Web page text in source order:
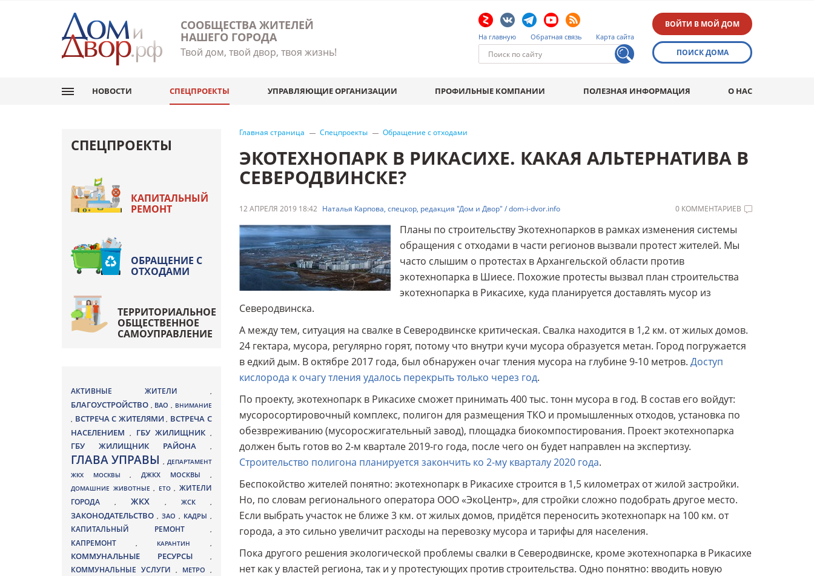
СООБЩЕСТВА ЖИТЕЛЕЙ
НАШЕГО ГОРОДА
Твой дом, твой двор, твоя жизнь!
На главную Обратная связь Карта сайта
ВОЙТИ В МОЙ ДОМ
ПОИСК ДОМА
НОВОСТИ СПЕЦПРОЕКТЫ УПРАВЛЯЮЩИЕ ОРГАНИЗАЦИИ ПРОФИЛЬНЫЕ КОМПАНИИ ПОЛЕЗНАЯ ИНФОРМАЦИЯ О НАС
Главная страница Спецпроекты Обращение с отходами
ЭКОТЕХНОПАРК В РИКАСИХЕ. КАКАЯ АЛЬТЕРНАТИВА В
СЕВЕРОДВИНСКЕ?
12 АПРЕЛЯ 2019 18:42 Наталья Карпова, спецкор, редакция "Дом и Двор" / dom-i-dvor.info 0 КОММЕНТАРИЕВ
Планы по строительству Экотехнопарков в рамках изменения системы
обращения с отходами в части регионов вызвали протест жителей. Мы
часто слышим о протестах в Архангельской области против
экотехнопарка в Шиесе. Похожие протесты вызвал план строительства
экотехнопарка в Рикасихе, куда планируется доставлять мусор из
Северодвинска.
А между тем, ситуация на свалке в Северодвинске критическая. Свалка находится в 1,2 км. от жилых домов.
24 гектара, мусора, регулярно горят, потому что внутри кучи мусора образуется метан. Город погружается
в едкий дым. В октябре 2017 года, был обнаружен очаг тления мусора на глубине 9-10 метров. Доступ
кислорода к очагу тления удалось перекрыть только через год.
По проекту, экотехнопарк в Рикасихе сможет принимать 400 тыс. тонн мусора в год. В состав его войдут:
мусоросортировочный комплекс, полигон для размещения ТКО и промышленных отходов, установка по
обезвреживанию (мусоросжигательный завод), площадка биокомпостирования. Проект экотехнопарка
должен быть готов во 2-м квартале 2019-го года, после чего он будет направлен на экспертизу.
Строительство полигона планируется закончить ко 2-му кварталу 2020 года.
Беспокойство жителей понятно: экотехнопарк в Рикасихе строится в 1,5 километрах от жилой застройки.
Но, по словам регионального оператора ООО «ЭкоЦентр», для стройки сложно подобрать другое место.
Если выбрать участок не ближе 3 км. от жилых домов, придётся переносить экотехнопарк на 100 км. от
города, а это сильно увеличит расходы на перевозку мусора и тарифы для населения.
Пока другого решения экологической проблемы свалки в Северодвинске, кроме экотехнопарка в Рикасихе
нет как у властей региона, так и у протестующих против строительства. Одно понятно: вводить новую
СПЕЦПРОЕКТЫ
КАПИТАЛЬНЫЙ
РЕМОНТ
ОБРАЩЕНИЕ С
ОТХОДАМИ
ТЕРРИТОРИАЛЬНОЕ
ОБЩЕСТВЕННОЕ
САМОУПРАВЛЕНИЕ
АКТИВНЫЕ ЖИТЕЛИ ,
БЛАГОУСТРОЙСТВО , ВАО , ВНИМАНИЕ
, ВСТРЕЧА С ЖИТЕЛЯМИ, ВСТРЕЧА С
НАСЕЛЕНИЕМ
, ГБУ ЖИЛИЩНИК ,
ГБУ ЖИЛИЩНИК РАЙОНА ,
ГЛАВА УПРАВЫ, ДЕПАРТАМЕНТ
ЖКХ МОСКВЫ,ДЖКХ МОСКВЫ ,
ДОМАШНИЕ ЖИВОТНЫЕ , ЕТО , ЖИТЕЛИ
ГОРОДА
, ЖКХ , ЖСК ,
ЗАКОНОДАТЕЛЬСТВО , ЗАО , КАДРЫ ,
КАПИТАЛЬНЫЙ РЕМОНТ ,
КАПРЕМОНТ , КАРАНТИН ,
КОММУНАЛЬНЫЕ РЕСУРСЫ ,
КОММУНАЛЬНЫЕ УСЛУГИ , МЕТРО ,